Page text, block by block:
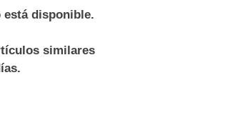
está disponible.
similares